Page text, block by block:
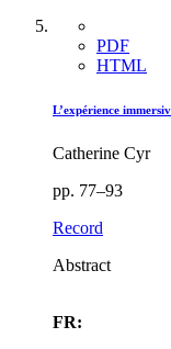
PDF
HTML
L’expérience
Catherine Cyr
pp. 77–93
Record
Abstract
FR: